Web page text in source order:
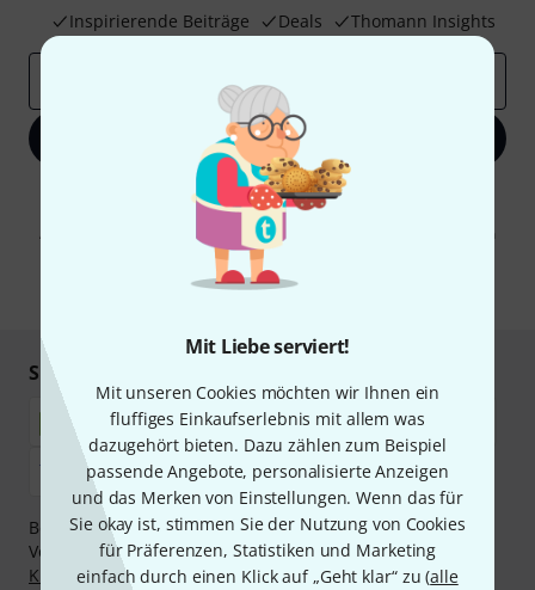
Mit Liebe serviert!
Mit unseren Cookies möchten wir Ihnen ein
fluffiges Einkaufserlebnis mit allem was
dazugehört bieten. Dazu zählen zum Beispiel
passende Angebote, personalisierte Anzeigen
und das Merken von Einstellungen. Wenn das für
Sie okay ist, stimmen Sie der Nutzung von Cookies
für Präferenzen, Statistiken und Marketing
einfach durch einen Klick auf „Geht klar“ zu (alle
Inspirierende Beiträge
Deals Thomann Insights
Jetzt anmelden
Mit Klick auf „Jetzt anmelden“ stimmen Sie dem Erhalt von E-Mail-
Werbung und einer Messung des E-Mail-Nutzungsverhaltens zu. Die
Abmeldung ist jederzeit möglich. Weitere Informationen finden Sie in
unserenDatenschutzhinweisen
* Pflichtfeld
Sicher einkaufen & bezahlen
Bezahlen Sie vertraulich und sicher per Nachnahme,
Vorkasse, PayPal, Amazon Pay,Klarna Sofort bezahlen
Klarna Ratenzahlungoder Kreditkarte.